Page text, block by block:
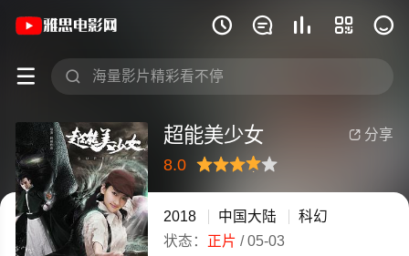
    
 
《超能美少女》(2018)中国大陆高清电
 分享
超能美少女
8.0
很差较差
还行推荐力荐
2018 中国大陆
科幻
状态： 正片 /05-03